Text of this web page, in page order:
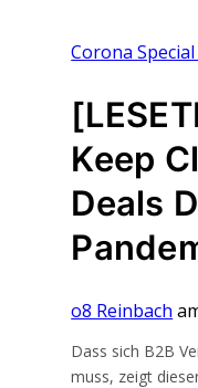
Corona
Keep
Deals
o8 Reinbach
Dass sich B2B
muss, zeigt